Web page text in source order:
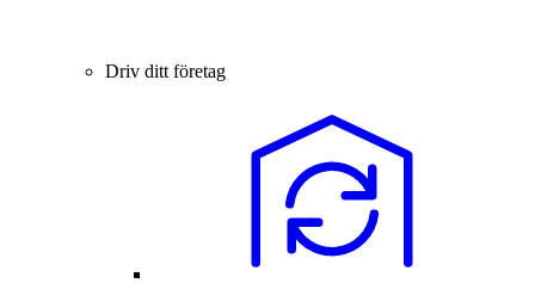
Driv ditt företag